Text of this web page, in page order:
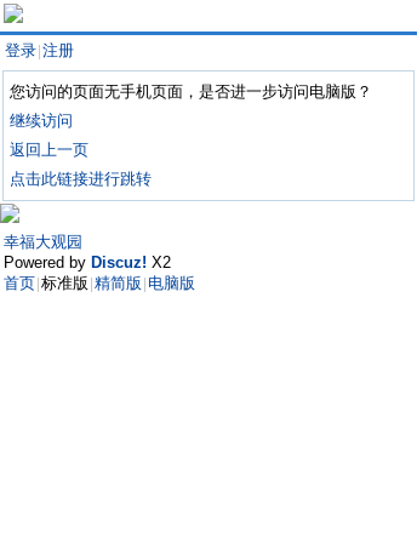
登录 注册
您访问的页面无手机页面，是否进一步访问电脑版？
继续访问
返回上一页
点击此链接进行跳转
幸福大观园
Powered by Discuz! X2
首页 标准版 精简版 电脑版